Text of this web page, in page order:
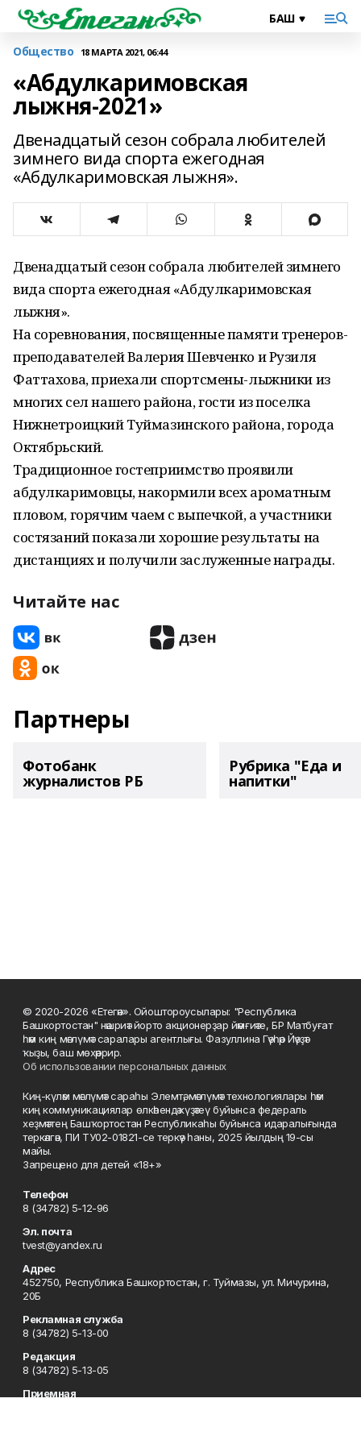
Общество 18 МАРТА 2021, 06:44
«Абдулкаримовская
лыжня-2021»
Двенадцатый сезон собрала любителей
зимнего вида спорта ежегодная
«Абдулкаримовская лыжня».
Двенадцатый сезон собрала любителей зимнего
вида спорта ежегодная «Абдулкаримовская
лыжня».
На соревнования, посвященные памяти тренеров-
преподавателей Валерия Шевченко и Рузиля
Фаттахова, приехали спортсмены-лыжники из
многих сел нашего района, гости из поселка
Нижнетроицкий Туймазинского района, города
Октябрьский.
Традиционное гостеприимство проявили
абдулкаримовцы, накормили всех ароматным
пловом, горячим чаем с выпечкой, а участники
состязаний показали хорошие результаты на
дистанциях и получили заслуженные награды.
Читайте нас
Партнеры
Фотобанк
журналистов РБ
Рубрика "Еда и
напитки"
© 2020-2026 «Етегән». Ойоштороусылары: "Республика
Башкортостан" нәшриәт йорто акционерҙар йәмғиәте, БР Матбуғат
һәм киң мәғлүмәт саралары агентлығы. Фазуллина Гәүһәр Йәүҙәт
ҡыҙы, баш мөхәррир.
Об использовании персональных данных
Киң-күләм мәғлүмәт сараһы Элемтә, мәғлүмәт технологиялары һәм
киң коммуникациялар өлкәһендә күҙәтеү буйынса федераль
хеҙмәттең Башҡортостан Республикаһы буйынса идаралығында
теркәлгән, ПИ ТУ02-01821-се теркәү һаны, 2025 йылдың 19-сы
майы.
Запрещено для детей «18+»
Телефон
8 (34782) 5-12-96
Эл. почта
tvest@yandex.ru
Адрес
452750, Республика Башкортостан, г. Туймазы, ул. Мичурина,
20Б
Рекламная служба
8 (34782) 5-13-00
Редакция
8 (34782) 5-13-05
Приемная